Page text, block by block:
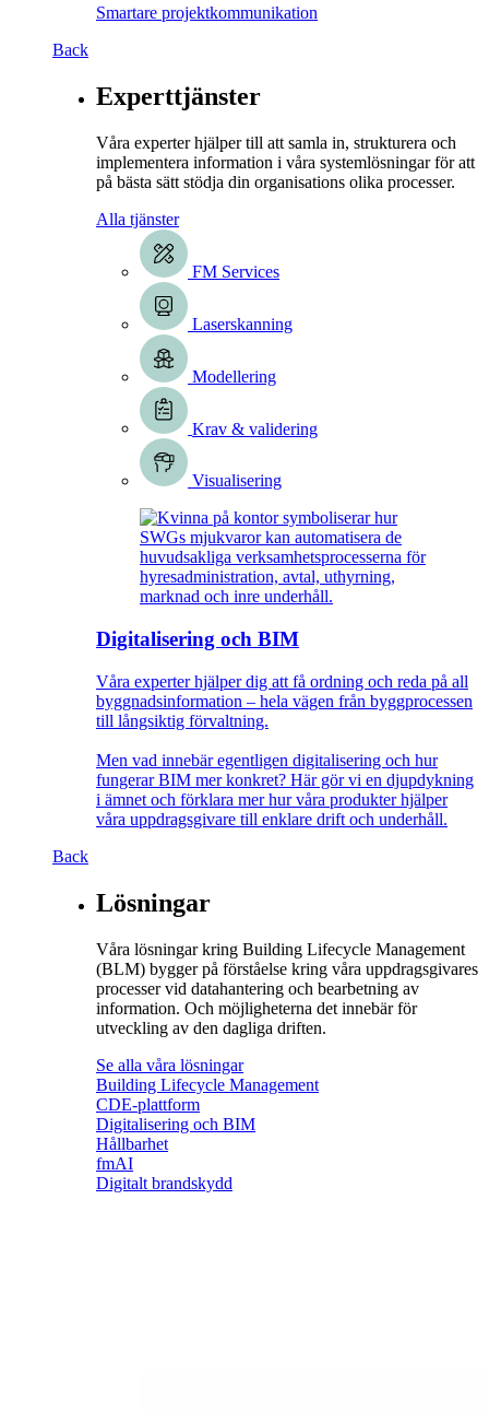
Smartare projektkommunikation
Back
Experttjänster
Våra experter hjälper till att samla in, strukturera och
implementera information i våra systemlösningar för att
på bästa sätt stödja din organisations olika processer.
Alla tjänster
FM Services
Laserskanning
Modellering
Krav & validering
Visualisering
Digitalisering och BIM
Våra experter hjälper dig att få ordning och reda på all
byggnadsinformation – hela vägen från byggprocessen
till långsiktig förvaltning.
Men vad innebär egentligen digitalisering och hur
fungerar BIM mer konkret? Här gör vi en djupdykning
i ämnet och förklara mer hur våra produkter hjälper
våra uppdragsgivare till enklare drift och underhåll.
Back
Lösningar
Våra lösningar kring Building Lifecycle Management
(BLM) bygger på förståelse kring våra uppdragsgivares
processer vid datahantering och bearbetning av
information. Och möjligheterna det innebär för
utveckling av den dagliga driften.
Se alla våra lösningar
Building Lifecycle Management
CDE-plattform
Digitalisering och BIM
Hållbarhet
fmAI
Digitalt brandskydd